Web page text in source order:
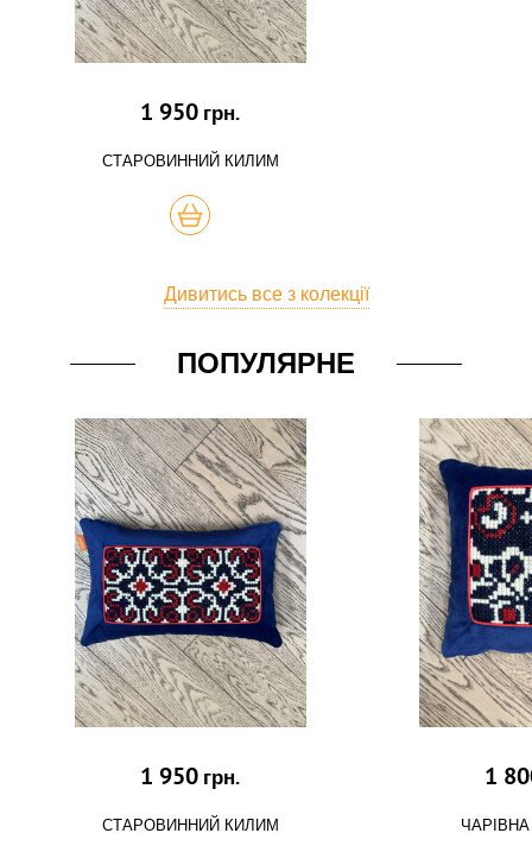
1 950 грн.
СТАРОВИННИЙ КИЛИМ
КУПИТЬ
Дивитись все з колекції
ПОПУЛЯРНЕ
1 950 грн.
СТАРОВИННИЙ КИЛИМ
1